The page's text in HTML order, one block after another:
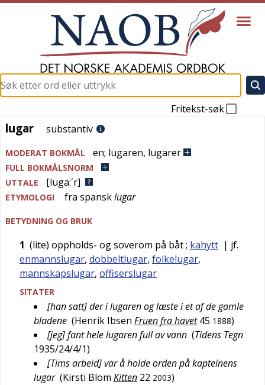
Fritekst-søk
lugar
lugar substantiv
MODERAT BOKMÅL en; lugaren, lugarer
FULL BOKMÅLSNORM
UTTALE
[luga:´r]
ETYMOLOGI fra spansklugar
BETYDNING OG BRUK
1 (lite) oppholds- og soverom på båt; kahytt | jf.
enmannslugar, dobbeltlugar, folkelugar,
mannskapslugar, offiserslugar
SITATER
[han satt] der i lugaren og læste i et af de gamle
bladene (Henrik Ibsen Fruen fra havet 45 1888)
[jeg] fant hele lugaren full av vann (Tidens Tegn
1935/24/4/1)
[Tims arbeid] var å holde orden på kapteinens
lugar (Kirsti Blom Kitten 22 2003)